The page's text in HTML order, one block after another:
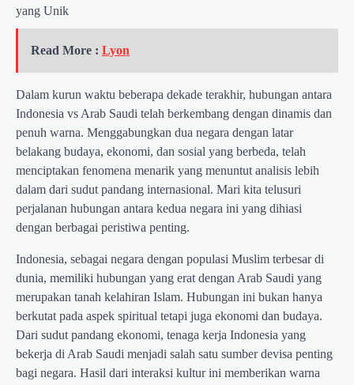
yang Unik
Read More : Lyon
Dalam kurun waktu beberapa dekade terakhir, hubungan antara
Indonesia vs Arab Saudi telah berkembang dengan dinamis dan
penuh warna. Menggabungkan dua negara dengan latar
belakang budaya, ekonomi, dan sosial yang berbeda, telah
menciptakan fenomena menarik yang menuntut analisis lebih
dalam dari sudut pandang internasional. Mari kita telusuri
perjalanan hubungan antara kedua negara ini yang dihiasi
dengan berbagai peristiwa penting.
Indonesia, sebagai negara dengan populasi Muslim terbesar di
dunia, memiliki hubungan yang erat dengan Arab Saudi yang
merupakan tanah kelahiran Islam. Hubungan ini bukan hanya
berkutat pada aspek spiritual tetapi juga ekonomi dan budaya.
Dari sudut pandang ekonomi, tenaga kerja Indonesia yang
bekerja di Arab Saudi menjadi salah satu sumber devisa penting
bagi negara. Hasil dari interaksi kultur ini memberikan warna